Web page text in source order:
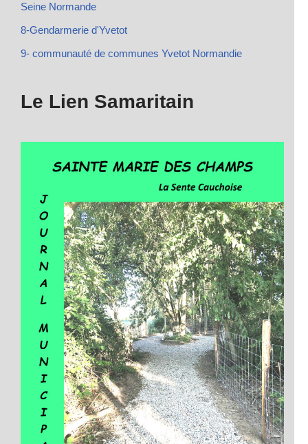
Seine Normande
8-Gendarmerie d'Yvetot
9- communauté de communes Yvetot Normandie
Le Lien Samaritain